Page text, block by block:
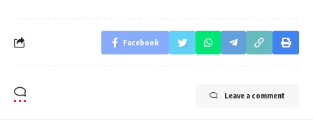
Facebook
Leave a comment